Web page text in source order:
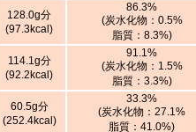
128.0g分
(97.3kcal)
86.3%
(炭水化物：0.5%
脂質：8.3%)
114.1g分
(92.2kcal)
91.1%
(炭水化物：1.5%
脂質：3.3%)
60.5g分
(252.4kcal)
33.3%
(炭水化物：27.1%
脂質：41.0%)